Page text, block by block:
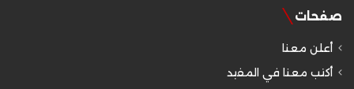
صفحات
أعلن معنا
أكتب معنا في المفيد